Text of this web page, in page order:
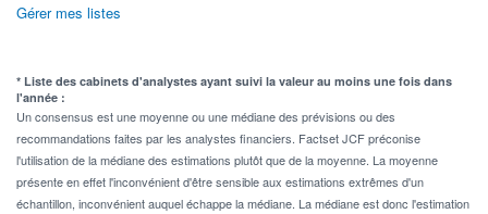
Gérer mes listes
* Liste des cabinets d'analystes ayant suivi la valeur au moins une fois dans
l'année :
Un consensus est une moyenne ou une médiane des prévisions ou des
recommandations faites par les analystes financiers. Factset JCF préconise
l'utilisation de la médiane des estimations plutôt que de la moyenne. La moyenne
présente en effet l'inconvénient d'être sensible aux estimations extrêmes d'un
échantillon, inconvénient auquel échappe la médiane. La médiane est donc l'estimation